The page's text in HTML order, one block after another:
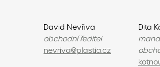
David Nevřiva
obchodní ředitel
nevriva@plastia.cz
Dita